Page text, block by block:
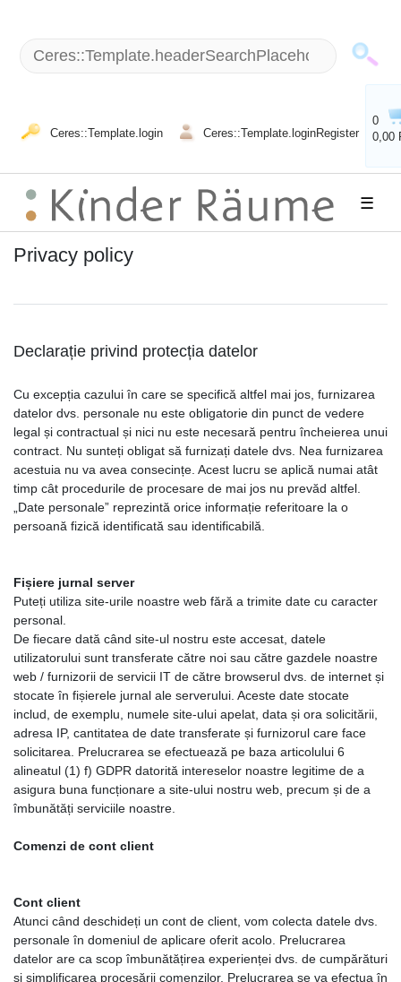
Ceres::Template.login Ceres::Template.loginRegister
0
0,00
☰
Privacy policy
Declarație privind protecția datelor
Cu excepția cazului în care se specifică altfel mai jos, furnizarea
datelor dvs. personale nu este obligatorie din punct de vedere
legal și contractual și nici nu este necesară pentru încheierea unui
contract. Nu sunteți obligat să furnizați datele dvs. Nea furnizarea
acestuia nu va avea consecințe. Acest lucru se aplică numai atât
timp cât procedurile de procesare de mai jos nu prevăd altfel.
„Date personale” reprezintă orice informație referitoare la o
persoană fizică identificată sau identificabilă.
Fișiere jurnal server
Puteți utiliza site-urile noastre web fără a trimite date cu caracter
personal.
De fiecare dată când site-ul nostru este accesat, datele
utilizatorului sunt transferate către noi sau către gazdele noastre
web / furnizorii de servicii IT de către browserul dvs. de internet și
stocate în fișierele jurnal ale serverului. Aceste date stocate
includ, de exemplu, numele site-ului apelat, data și ora solicitării,
adresa IP, cantitatea de date transferate și furnizorul care face
solicitarea. Prelucrarea se efectuează pe baza articolului 6
alineatul (1) f) GDPR datorită intereselor noastre legitime de a
asigura buna funcționare a site-ului nostru web, precum și de a
îmbunătăți serviciile noastre.
Comenzi de cont client
Cont client
Atunci când deschideți un cont de client, vom colecta datele dvs.
personale în domeniul de aplicare oferit acolo. Prelucrarea
datelor are ca scop îmbunătățirea experienței dvs. de cumpărături
și simplificarea procesării comenzilor. Prelucrarea se va efectua în